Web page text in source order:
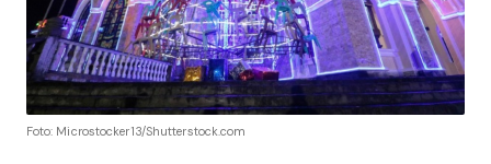
Foto: Microstocker13/Shutterstock.com